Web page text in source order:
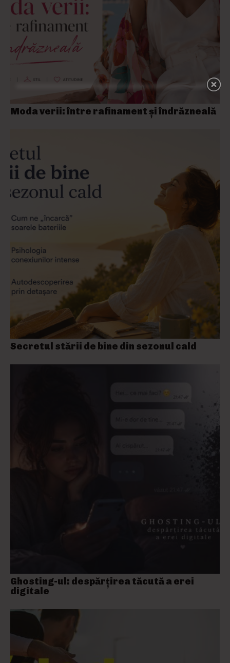
Moda verii: între rafinament și îndrăzneală
Secretul stării de bine din sezonul cald
Ghosting-ul: despărțirea tăcută a erei
digitale